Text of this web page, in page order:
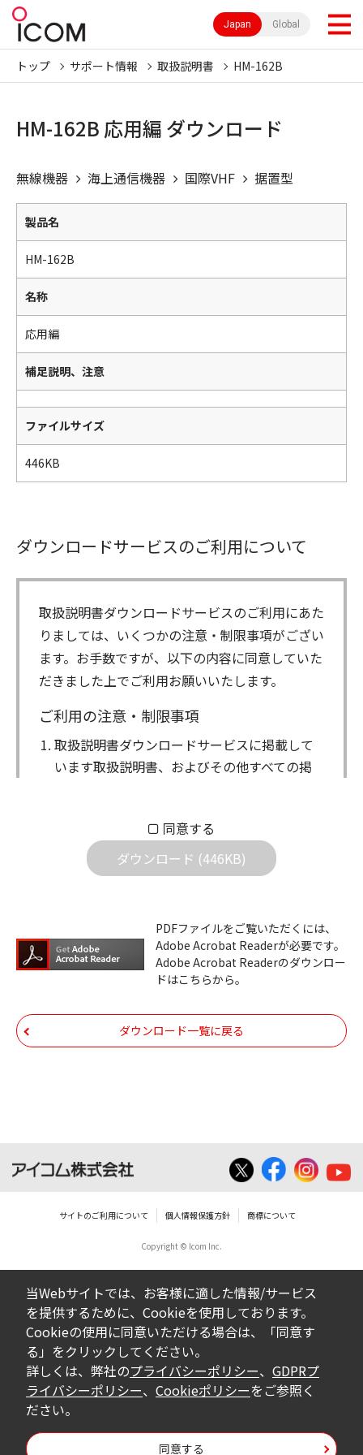
Japan Global
トップ サポート情報 取扱説明書 HM-162B
HM-162B 応用編 ダウンロード
無線機器 海上通信機器 国際VHF 据置型
製品名
HM-162B
名称
応用編
補足説明、注意
ファイルサイズ
446KB
ダウンロードサービスのご利用について
取扱説明書ダウンロードサービスのご利用にあた
りましては、いくつかの注意・制限事項がござい
ます。お手数ですが、以下の内容に同意していた
だきました上でご利用お願いいたします。
ご利用の注意・制限事項
取扱説明書ダウンロードサービスに掲載して
います取扱説明書、およびその他すべての掲
属します。ダウンロードした取扱説明書は、
個人が本来の目的でご使用されることは可能
ですが、権利者の許諾を得ることなく、以下
ダウンロードした取扱説明書は、複製、賃
貸、改変、公衆送信、または公衆送信可能
化することはできません。
いは無償を問わず、第三者に譲渡あるいは
使用させる事ができません。
ダウンロードした取扱説明書等に使用され
の転用は一切出来ません。
ダウンロードした取扱説明書およびその他す
べての掲載物の変更は一切行わないでくださ
い。お客様による内容の変更により、何らか
の欠陥が生じたとしても、弊社では一切の保
証をいたしません。また、内容の変更の結
果、万一お客様に損害が生じたとしても、弊
社及び販売店等は一切の責任を負いません。
掲載の取扱説明書等は、製品発売当時の内容
になっております。内容において、法律、仕
同意する
ダウンロード (446KB)
PDFファイルをご覧いただくには、
Adobe Acrobat Readerが必要です。
Adobe Acrobat Readerのダウンロー
ドはこちらから。
ダウンロード一覧に戻る
サイトのご利用について 個人情報保護方針 商標について
Copyright © Icom Inc.
当Webサイトでは、お客様に適した情報/サービス
を提供するために、Cookieを使用しております。
Cookieの使用に同意いただける場合は、「同意す
る」をクリックしてください。
詳しくは、弊社のプライバシーポリシー、 GDPRプ
ライバシーポリシー、 Cookieポリシーをご参照く
ださい。
同意する